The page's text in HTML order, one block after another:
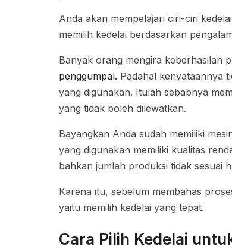
Anda akan mempelajari ciri-ciri
memilih kedelai berdasarkan
Banyak orang mengira keberhasilan
penggumpal. Padahal kenyataannya
yang digunakan. Itulah sebabnya
yang tidak boleh dilewatkan.
Bayangkan Anda sudah memiliki
yang digunakan memiliki kualitas
bahkan jumlah produksi tidak sesuai
Karena itu, sebelum membahas
yaitu memilih kedelai yang tepat.
Cara Pilih Kedelai